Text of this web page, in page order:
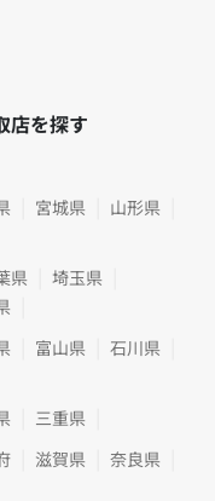
店を探す
宮城県
山形県
県
埼玉県
富山県
石川県
三重県
滋賀県
奈良県